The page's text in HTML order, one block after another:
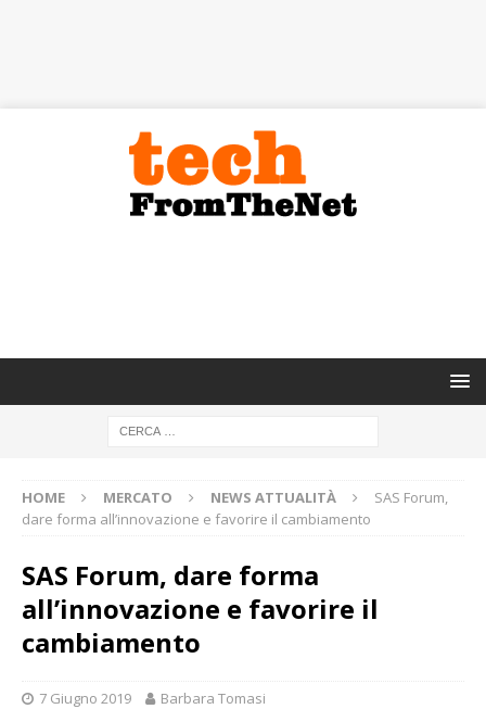
HOME MERCATO NEWS ATTUALITÀ
SAS Forum,
dare forma all’innovazione e favorire il cambiamento
SAS Forum, dare forma
all’innovazione e favorire il
cambiamento
7 Giugno 2019 Barbara Tomasi